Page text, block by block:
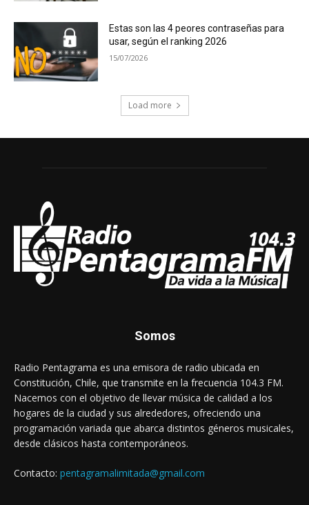
Somos
Radio Pentagrama es una emisora de radio ubicada en
Constitución, Chile, que transmite en la frecuencia 104.3 FM.
Nacemos con el objetivo de llevar música de calidad a los
hogares de la ciudad y sus alrededores, ofreciendo una
programación variada que abarca distintos géneros musicales,
desde clásicos hasta contemporáneos.
Contacto: pentagramalimitada@gmail.com